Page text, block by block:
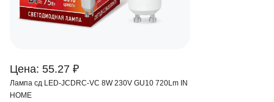
Цена: 55.27 ₽
Лампа сд LED-JCDRС-VC 8W 230V GU10 720Lm IN
HOME